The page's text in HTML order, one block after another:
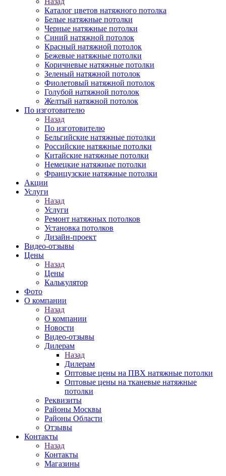
Каталог цветов натяжного потолка
Белые натяжные потолки
Черные натяжные потолки
Синий натяжной потолок
Красный натяжной потолок
Бежевые натяжные потолки
Коричневые натяжные потолки
Зеленый натяжной потолок
Фиолетовый натяжной потолок
Голубой натяжной потолок
Желтый натяжной потолок
По изготовителю
Назад
По изготовителю
Бельгийские натяжные потолки
Российские натяжные потолки
Китайские натяжные потолки
Немецкие натяжные потолки
Французские натяжные потолки
Акции
Услуги
Назад
Услуги
Ремонт натяжных потолков
Установка потолков
Дизайн-проект
Видео-отзывы
Цены
Назад
Цены
Калькулятор
Фото
О компании
Назад
О компании
Новости
Видео-отзывы
Дилерам
Назад
Дилерам
Оптовые цены на ПВХ натяжные потолки
Оптовые цены на тканевые натяжные
потолки
Реквизиты
Районы Москвы
Районы Области
Отзывы
Контакты
Назад
Контакты
Магазины